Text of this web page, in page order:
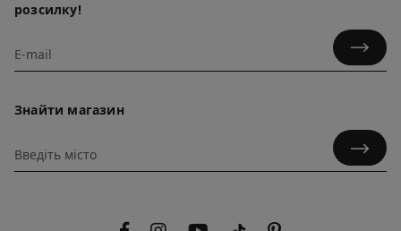
розсилку!
Знайти магазин